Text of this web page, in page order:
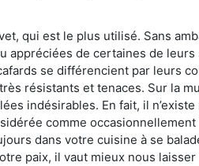
qui est le plus utilisé. Sans
appréciées de certaines de
se différencient par leurs
résistants et tenaces. Sur la
indésirables. En fait, il
comme
dans votre cuisine à se
paix, il vaut mieux nous